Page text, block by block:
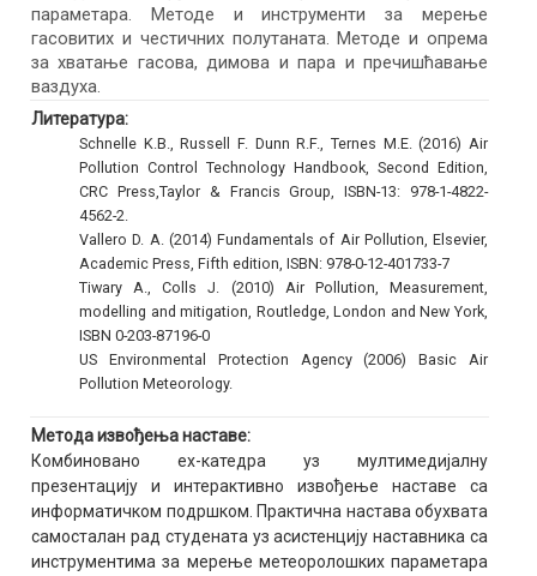
параметара. Методе и инструменти за мерење
гасовитих и честичних полутаната. Методе и опрема
за хватање гасова, димова и пара и пречишћавање
ваздуха.
Литература:
Schnelle K.B., Russell F. Dunn R.F., Ternes M.E. (2016) Air
Pollution Control Technology Handbook, Second Edition,
CRC Press,Taylor & Francis Group, ISBN-13: 978-1-4822-
4562-2.
Vallero D. A. (2014) Fundamentals of Air Pollution, Elsevier,
Academic Press, Fifth edition, ISBN: 978-0-12-401733-7
Tiwary A., Colls J. (2010) Air Pollution, Measurement,
modelling and mitigation, Routledge, London and New York,
ISBN 0-203-87196-0
US Environmental Protection Agency (2006) Basic Air
Pollution Meteorology.
Метода извођења наставе:
Комбиновано еx-катедра уз мултимедијалну
презентацију и интерактивно извођење наставе са
информатичком подршком. Практична настава обухвата
самосталан рад студената уз асистенцију наставника са
инструментима за мерење метеоролошких параметара